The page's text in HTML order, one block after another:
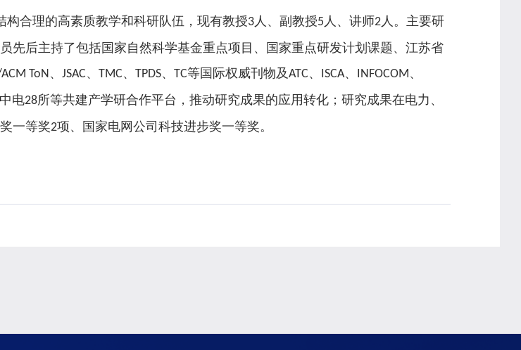
合理的高素质教学和科研队伍，现有教授3人、副教授5 人、讲师2人。主要研
先后主持了包括国家自然科学基金重点项目、国家重点研发计划课题、江苏省
ToN、 JSAC、 TMC、 TPDS、 TC等国际权威刊物及ATC、 ISCA、 INFOCOM、
电28所等共建产学研合作平台，推动研究成果的应用转化；研究成果在电力、
一等奖2项、国家电网公司科技进步奖一等奖。